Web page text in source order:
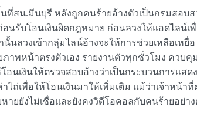
ที่สน.มีนบุรี หลังถูกคนร้ายอ้างตัวเป็นกรมสอบ
รับโอนเงินผิดกฎหมาย ก่อนลวงให้แอดไลน์เ
ลวงเข้ากลุ่มไลน์อ้างจะให้การช่วยเหลือเหยื่
าพหน้าตรงตัวเอง รายงานตัวทุกชั่วโมง ควบ
นเงินให้ตรวจสอบอ้างว่าเป็นกระบวนการแส
เพื่อให้โอนเงินมาให้เพิ่มเติม แม้ว่าเจ้าหน้า
ยังไม่เชื่อและยังคงวิดีโอคอลกับคนร้ายอย่าง